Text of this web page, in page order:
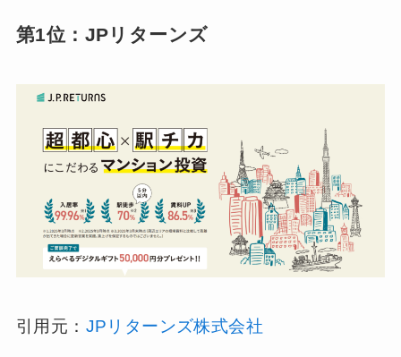
第1位：JPリターンズ
引用元： JPリターンズ株式会社